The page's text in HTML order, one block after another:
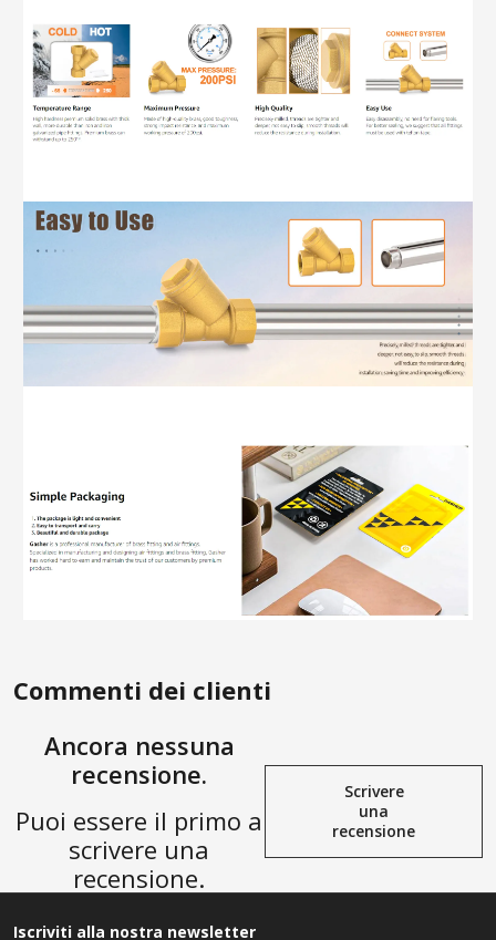
Commenti dei clienti
Ancora nessuna
recensione.
Puoi essere il primo a
scrivere una
recensione.
Scrivere
una
recensione
Iscriviti alla nostra newsletter